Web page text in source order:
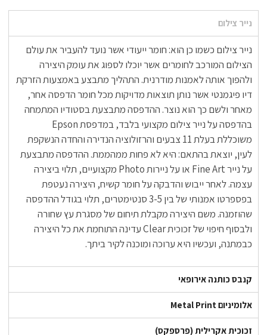
נייר צילום
נייר צילום כשמו כן הוא: חומר ייעודי אשר נועד להעביר את עולם
הצילום המורכב לחומרים אשר יוכלו לספוג את עומק היצירה
ולהפוך אותה לאמנות מודרנית. התהליך מתבצע באמצעות הזרקת
דיו פיגמנטי אשר נותן תוצאות מדויקות מכל חומר הדפסה אחר,
מאחר ולשם כך הוא נוצר. ההדפסה מתבצעת בסטודיו המתמחה
בהדפסה על נייר צילום מקצועי בלבד, במדפסת Epson
משוכללת בעלת 11 צבעים והרזולוציה הנדירה והחדה הנשקפת
לעין, יוצאת בהתאם: היא לא פחות ממהממת. ההדפסה מתבצעת
על נייר Fine Art או על ניירות Photo מקצועיים, תלוי ביצירה
עצמה. לאחר ייבוש והדבקה על חומר קשיח, היצירה נעטפת
בפספרטו אמנותי של בין 3-5 סנטימטרים, תלוי בגודל ההדפסה
שהוזמנה. משם היצירה מקבלת תיחום של מסגרת עץ שחורה
ולבסוף חיפוי של זכוכית Clear עדינה התוחמת את כל היצירה
כבמתנה, ועכשיו היא ערוכה ומוכנה לקיר ביתך.
קנבס כותנה אירופאי
אלומיניום Metal Print
זכוכית אקרילית (פרספקס)